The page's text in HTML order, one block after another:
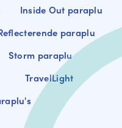
Inside Out paraplu
paraplu
Storm paraplu
TravelLight